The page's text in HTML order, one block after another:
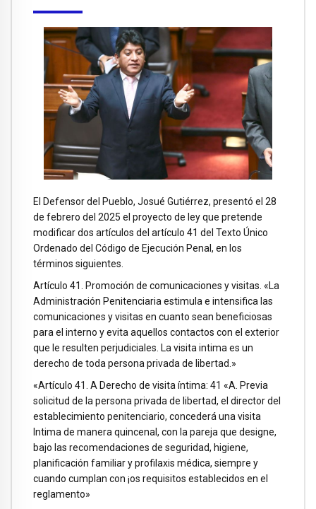
El Defensor del Pueblo, Josué Gutiérrez, presentó el 28
de febrero del 2025 el proyecto de ley que pretende
modificar dos artículos del artículo 41 del Texto Único
Ordenado del Código de Ejecución Penal, en los
términos siguientes.
Artículo 41. Promoción de comunicaciones y visitas. «La
Administración Penitenciaria estimula e intensifica las
comunicaciones y visitas en cuanto sean beneficiosas
para el interno y evita aquellos contactos con el exterior
que le resulten perjudiciales. La visita intima es un
derecho de toda persona privada de libertad.»
«Artículo 41. A Derecho de visita íntima: 41 «A. Previa
solicitud de la persona privada de libertad, el director del
establecimiento penitenciario, concederá una visita
Intima de manera quincenal, con la pareja que designe,
bajo las recomendaciones de seguridad, higiene,
planificación familiar y profilaxis médica, siempre y
cuando cumplan con ¡os requisitos establecidos en el
reglamento»